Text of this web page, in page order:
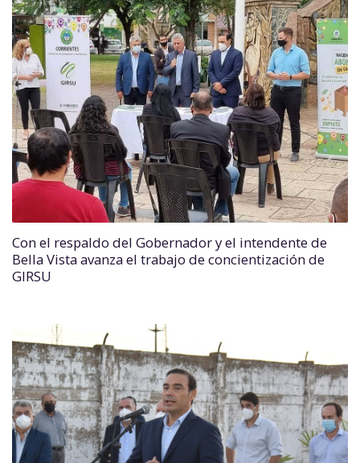
Con el respaldo del Gobernador y el intendente de
Bella Vista avanza el trabajo de concientización de
GIRSU